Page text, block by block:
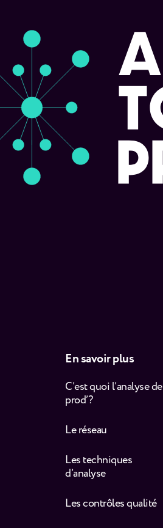
En savoir plus
C’est quoi l’analyse de
prod’ ?
Le réseau
Les techniques
d’analyse
Les contrôles qualité